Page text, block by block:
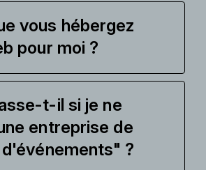
vous hébergez
pour moi ?
t-il si je ne
entreprise de
?